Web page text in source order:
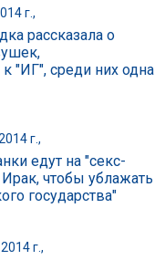
г.,
рассказала о
"ИГ", среди них одна
г.,
едут на "секс-
чтобы ублажать
государства"
г.,